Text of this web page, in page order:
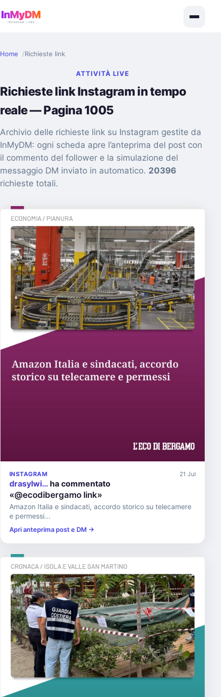
Home Richieste link
ATTIVITÀ LIVE
Richieste link Instagram in tempo
reale — Pagina 1005
Archivio delle richieste link su Instagram gestite da
InMyDM: ogni scheda apre l’anteprima del post con
il commento del follower e la simulazione del
messaggio DM inviato in automatico. 20396
richieste totali.
INSTAGRAM 21 Jul
drasylwi… ha commentato
«@ecodibergamo link»
Amazon Italia e sindacati, accordo storico su telecamere
e permessi...
Apri anteprima post e DM →